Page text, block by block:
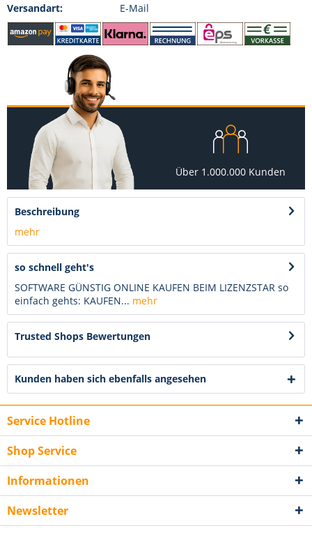
Versandart:
E-Mail
Über 1.000.000 Kunden
Beschreibung
mehr
so schnell geht's
SOFTWARE GÜNSTIG ONLINE KAUFEN BEIM LIZENZSTAR so
einfach gehts: KAUFEN... mehr
Trusted Shops Bewertungen
Kunden haben sich ebenfalls angesehen
Service Hotline
Shop Service
Informationen
Newsletter